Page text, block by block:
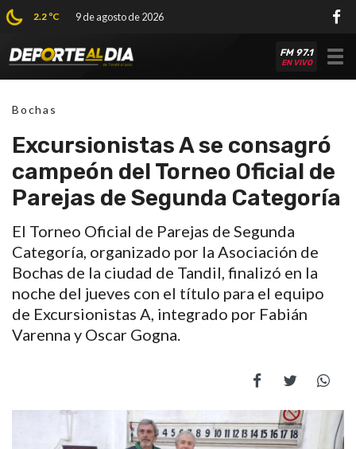
2.2 ºC 9 de agosto de 2026
FM 97.1
EN VIVO
Bochas
Excursionistas A se consagró
campeón del Torneo Oficial de
Parejas de Segunda Categoría
El Torneo Oficial de Parejas de Segunda
Categoría, organizado por la Asociación de
Bochas de la ciudad de Tandil, finalizó en la
noche del jueves con el título para el equipo
de Excursionistas A, integrado por Fabián
Varenna y Oscar Gogna.